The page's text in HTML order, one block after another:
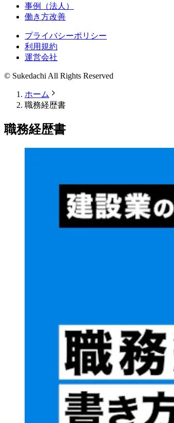
事例（法人）
働き方改善
プライバシーポリシー
利用規約
運営会社
© Sukedachi All Rights Reserved
ホーム
職務経歴書
職務経歴書